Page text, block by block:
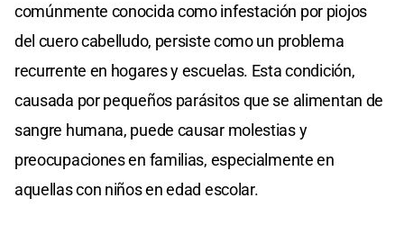
comúnmente conocida como infestación por piojos
del cuero cabelludo, persiste como un problema
recurrente en hogares y escuelas. Esta condición,
causada por pequeños parásitos que se alimentan de
sangre humana, puede causar molestias y
preocupaciones en familias, especialmente en
aquellas con niños en edad escolar.